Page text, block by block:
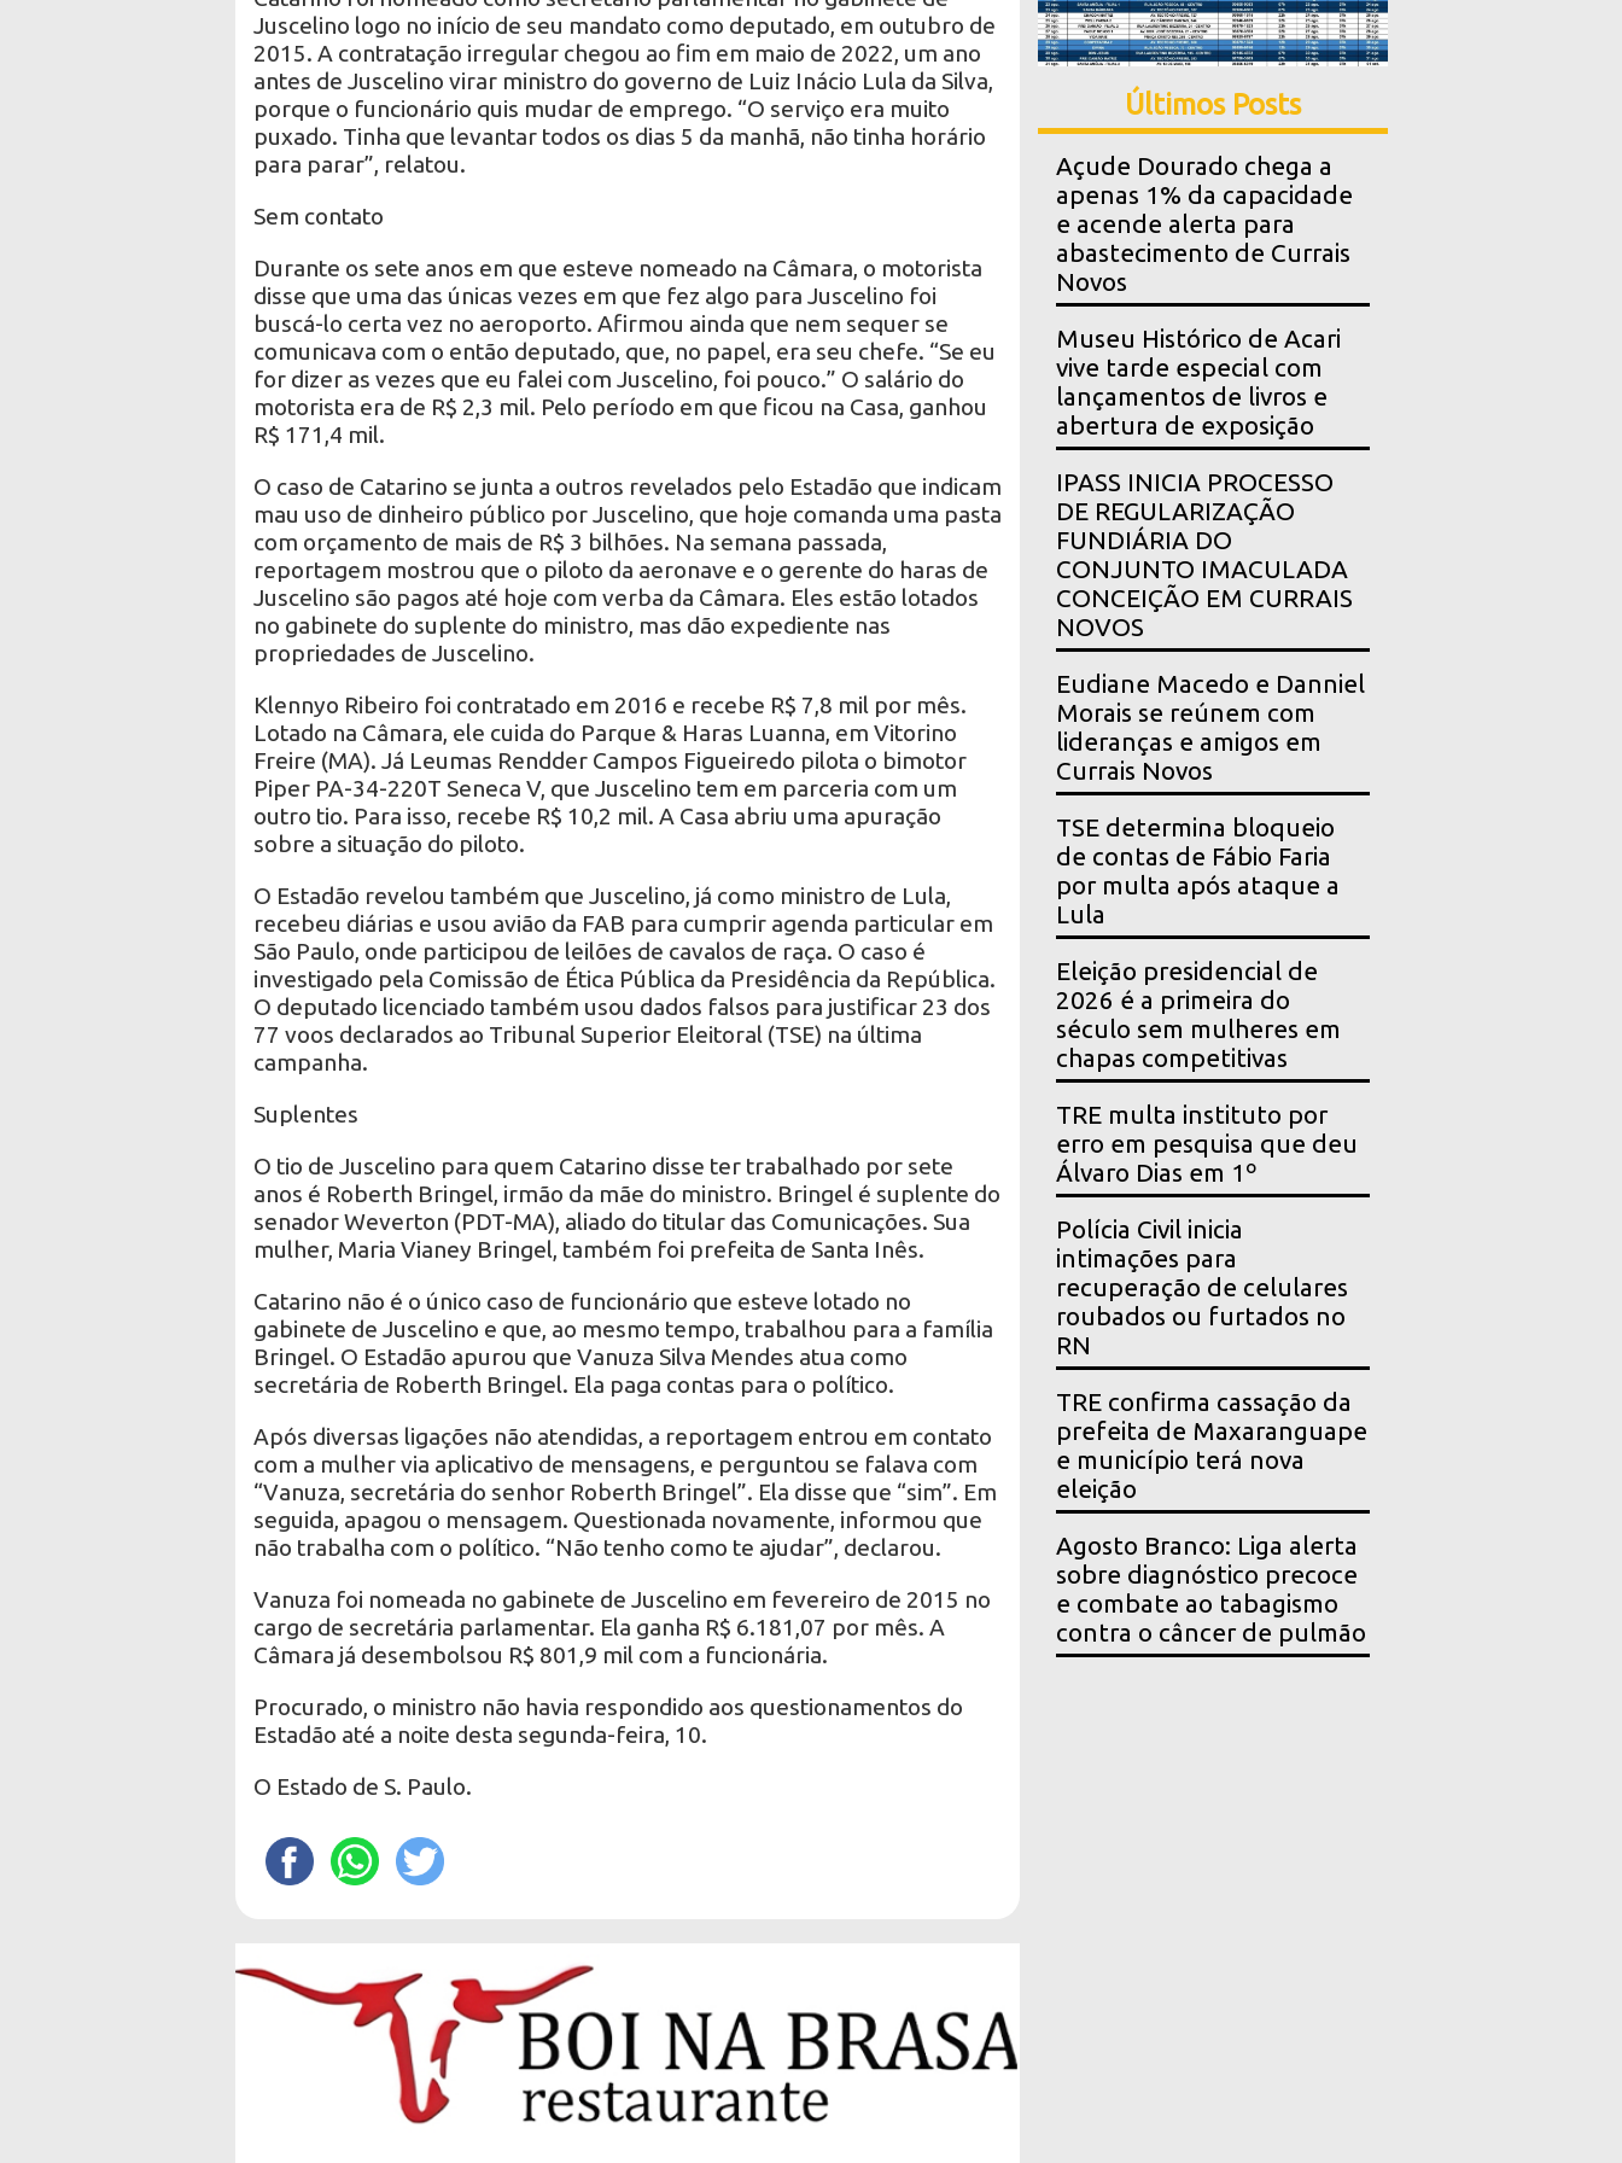
Juscelino logo no início de seu mandato como deputado, em outubro de
2015. A contratação irregular chegou ao fim em maio de 2022, um ano
antes de Juscelino virar ministro do governo de Luiz Inácio Lula da Silva,
porque o funcionário quis mudar de emprego. “O serviço era muito
puxado. Tinha que levantar todos os dias 5 da manhã, não tinha horário
para parar”, relatou.
Sem contato
Durante os sete anos em que esteve nomeado na Câmara, o motorista
disse que uma das únicas vezes em que fez algo para Juscelino foi
buscá-lo certa vez no aeroporto. Afirmou ainda que nem sequer se
comunicava com o então deputado, que, no papel, era seu chefe. “Se eu
for dizer as vezes que eu falei com Juscelino, foi pouco.” O salário do
motorista era de R$ 2,3 mil. Pelo período em que ficou na Casa, ganhou
R$ 171,4 mil.
O caso de Catarino se junta a outros revelados pelo Estadão que indicam
mau uso de dinheiro público por Juscelino, que hoje comanda uma pasta
com orçamento de mais de R$ 3 bilhões. Na semana passada,
reportagem mostrou que o piloto da aeronave e o gerente do haras de
Juscelino são pagos até hoje com verba da Câmara. Eles estão lotados
no gabinete do suplente do ministro, mas dão expediente nas
propriedades de Juscelino.
Klennyo Ribeiro foi contratado em 2016 e recebe R$ 7,8 mil por mês.
Lotado na Câmara, ele cuida do Parque & Haras Luanna, em Vitorino
Freire (MA). Já Leumas Rendder Campos Figueiredo pilota o bimotor
Piper PA-34-220T Seneca V, que Juscelino tem em parceria com um
outro tio. Para isso, recebe R$ 10,2 mil. A Casa abriu uma apuração
sobre a situação do piloto.
O Estadão revelou também que Juscelino, já como ministro de Lula,
recebeu diárias e usou avião da FAB para cumprir agenda particular em
São Paulo, onde participou de leilões de cavalos de raça. O caso é
investigado pela Comissão de Ética Pública da Presidência da República.
O deputado licenciado também usou dados falsos para justificar 23 dos
77 voos declarados ao Tribunal Superior Eleitoral (TSE) na última
campanha.
Suplentes
O tio de Juscelino para quem Catarino disse ter trabalhado por sete
anos é Roberth Bringel, irmão da mãe do ministro. Bringel é suplente do
senador Weverton (PDT-MA), aliado do titular das Comunicações. Sua
mulher, Maria Vianey Bringel, também foi prefeita de Santa Inês.
Catarino não é o único caso de funcionário que esteve lotado no
gabinete de Juscelino e que, ao mesmo tempo, trabalhou para a família
Bringel. O Estadão apurou que Vanuza Silva Mendes atua como
secretária de Roberth Bringel. Ela paga contas para o político.
Após diversas ligações não atendidas, a reportagem entrou em contato
com a mulher via aplicativo de mensagens, e perguntou se falava com
“Vanuza, secretária do senhor Roberth Bringel”. Ela disse que “sim”. Em
seguida, apagou o mensagem. Questionada novamente, informou que
não trabalha com o político. “Não tenho como te ajudar”, declarou.
Vanuza foi nomeada no gabinete de Juscelino em fevereiro de 2015 no
cargo de secretária parlamentar. Ela ganha R$ 6.181,07 por mês. A
Câmara já desembolsou R$ 801,9 mil com a funcionária.
Procurado, o ministro não havia respondido aos questionamentos do
Estadão até a noite desta segunda-feira, 10.
O Estado de S. Paulo.
Últimos Posts
Açude Dourado chega a
apenas 1% da capacidade
e acende alerta para
abastecimento de Currais
Novos
Museu Histórico de Acari
vive tarde especial com
lançamentos de livros e
abertura de exposição
IPASS INICIA PROCESSO
DE REGULARIZAÇÃO
FUNDIÁRIA DO
CONJUNTO IMACULADA
CONCEIÇÃO EM CURRAIS
NOVOS
Eudiane Macedo e Danniel
Morais se reúnem com
lideranças e amigos em
Currais Novos
TSE determina bloqueio
de contas de Fábio Faria
por multa após ataque a
Lula
Eleição presidencial de
2026 é a primeira do
século sem mulheres em
chapas competitivas
TRE multa instituto por
erro em pesquisa que deu
Álvaro Dias em 1º
Polícia Civil inicia
intimações para
recuperação de celulares
roubados ou furtados no
RN
TRE confirma cassação da
prefeita de Maxaranguape
e município terá nova
eleição
Agosto Branco: Liga alerta
sobre diagnóstico precoce
e combate ao tabagismo
contra o câncer de pulmão